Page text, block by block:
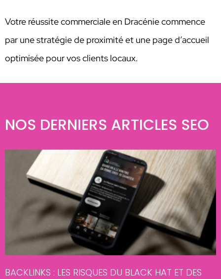
Votre réussite commerciale en Dracénie commence
par une stratégie de proximité et une page d’accueil
optimisée pour vos clients locaux.
NOS DERNIERS ARTICLES SEO
BACKLINKS : LES RISQUES DU BLACK HAT ET DES